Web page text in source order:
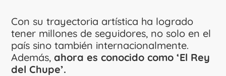
Con su trayectoria artística ha logrado
tener millones de seguidores, no solo en el
país sino también internacionalmente.
Además, ahora es conocido como ‘El Rey
del Chupe’.